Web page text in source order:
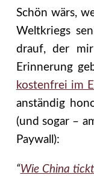
Schön wärs,
Weltkriegs
drauf, der
Erinnerung
kostenfrei im
anständig
(und sogar –
Paywall):
“Wie China